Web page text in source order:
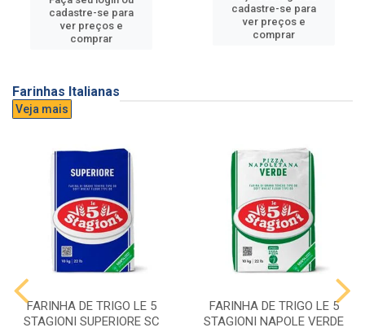
cadastre-se para
ver preços e
comprar
cadastre-se para
ver preços e
comprar
Farinhas Italianas
Veja mais
FARINHA DE TRIGO LE 5
STAGIONI SUPERIORE SC
FARINHA DE TRIGO LE 5
STAGIONI NAPOLE VERDE